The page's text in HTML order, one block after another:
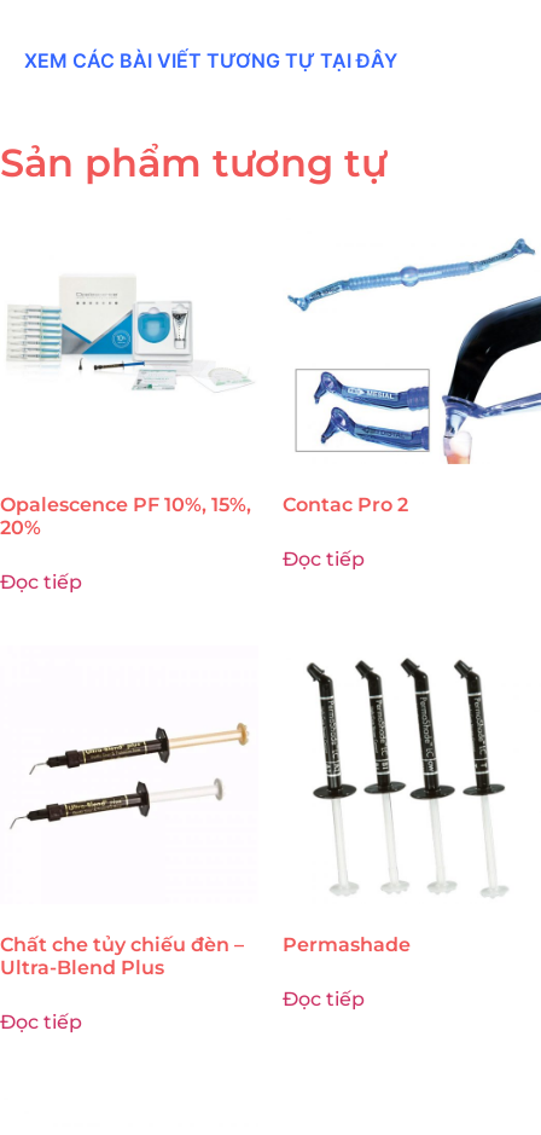
XEM CÁC BÀI VIẾT TƯƠNG TỰ TẠI ĐÂY
Sản phẩm tương tự
Opalescence PF 10%, 15%,
20%
Đọc tiếp
Contac Pro 2
Đọc tiếp
Chất che tủy chiếu đèn –
Ultra-Blend Plus
Đọc tiếp
Permashade
Đọc tiếp